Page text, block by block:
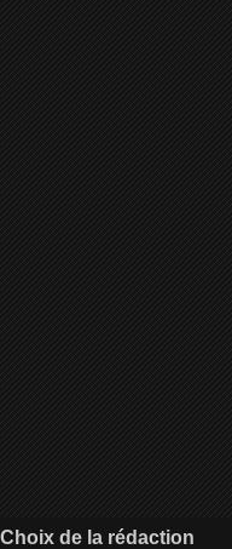
Choix de la rédaction